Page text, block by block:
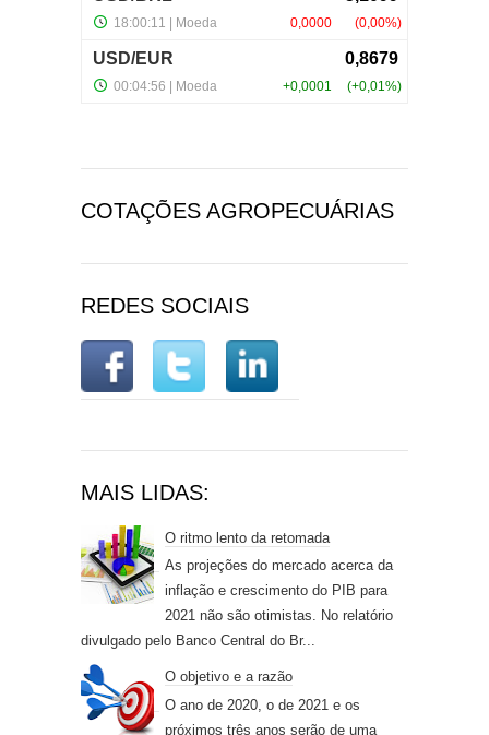
COTAÇÕES AGROPECUÁRIAS
REDES SOCIAIS
MAIS LIDAS:
O ritmo lento da retomada
As projeções do mercado acerca da
inflação e crescimento do PIB para
2021 não são otimistas. No relatório
divulgado pelo Banco Central do Br...
O objetivo e a razão
O ano de 2020, o de 2021 e os
próximos três anos serão de uma